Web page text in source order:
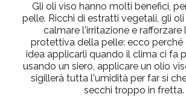
Gli oli viso hanno molti benefici,
pelle. Ricchi di estratti vegetali, gli
calmare l'irritazione e rafforzare
protettiva della pelle: ecco perché
idea applicarli quando il clima ci fa
usando un siero, applicare un olio
sigillerà tutta l'umidità per far sì
secchi troppo in fretta.